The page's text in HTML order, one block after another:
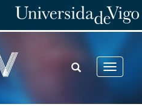
Toggle
TOGGLE
SEARCH